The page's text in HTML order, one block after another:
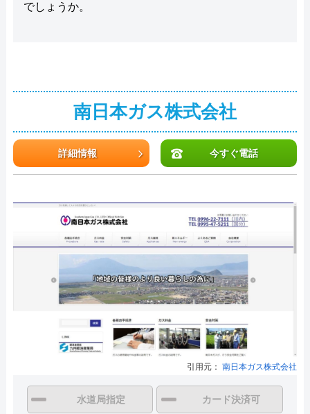
でしょうか。
南日本ガス株式会社
詳細情報 今すぐ電話
引用元： 南日本ガス株式会社
水道局指定 カード決済可